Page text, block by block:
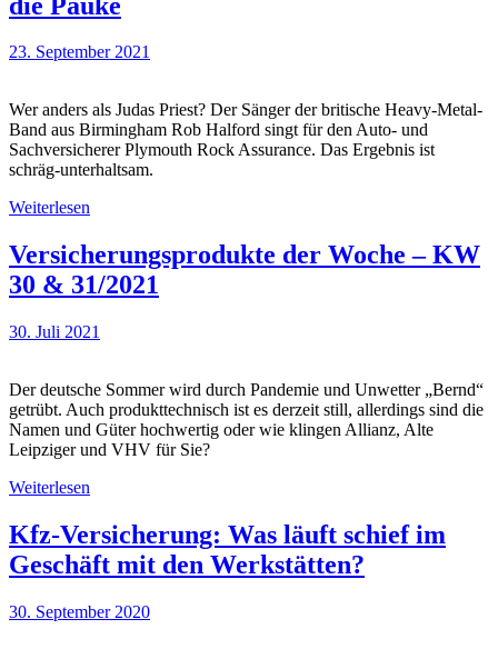
23. September 2021
Wer anders als Judas Priest? Der Sänger der britische Heavy-Metal-
Band aus Birmingham Rob Halford singt für den Auto- und
Sachversicherer Plymouth Rock Assurance. Das Ergebnis ist
schräg-unterhaltsam.
Weiterlesen
Versicherungsprodukte der Woche – KW
30 & 31/2021
30. Juli 2021
Der deutsche Sommer wird durch Pandemie und Unwetter „Bernd“
getrübt. Auch produkttechnisch ist es derzeit still, allerdings sind die
Namen und Güter hochwertig oder wie klingen Allianz, Alte
Leipziger und VHV für Sie?
Weiterlesen
Kfz-Versicherung: Was läuft schief im
Geschäft mit den Werkstätten?
30. September 2020